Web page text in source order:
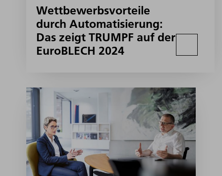
Wettbewerbsvorteile
durch Automatisierung:
Das zeigt TRUMPF auf der
EuroBLECH 2024